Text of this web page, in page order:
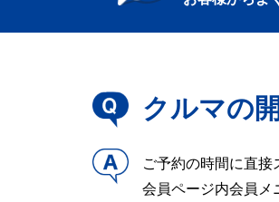
クルマの
ご予約の時間に直接
会員ページ内会員